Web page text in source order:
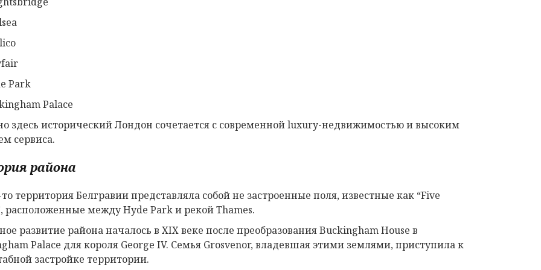
Park
Palace
здесь исторический Лондон сочетается с современной luxury-недвижимостью и высоким
сервиса.
района
территория Белгравии представляла собой не застроенные поля, известные как “Five
расположенные между Hyde Park и рекой Thames.
развитие района началось в XIX веке после преобразования Buckingham House в
Palace для короля George IV. Семья Grosvenor, владевшая этими землями, приступила к
застройке территории.